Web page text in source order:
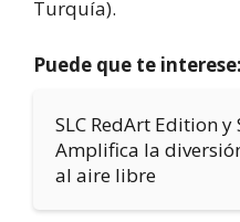
Turquía).
Puede que te interese:
SLC RedArt Edition
Amplifica la
al aire libre